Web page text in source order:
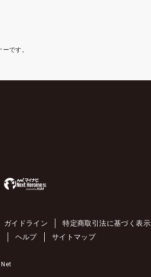
です。
ガイドライン
特定商取引法に基づく表示
ヘルプ サイトマップ
Net